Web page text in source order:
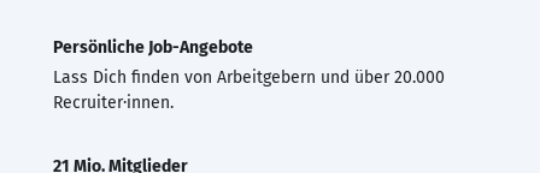
Persönliche Job-Angebote
Lass Dich finden von Arbeitgebern und über 20.000
Recruiter·innen.
21 Mio. Mitglieder